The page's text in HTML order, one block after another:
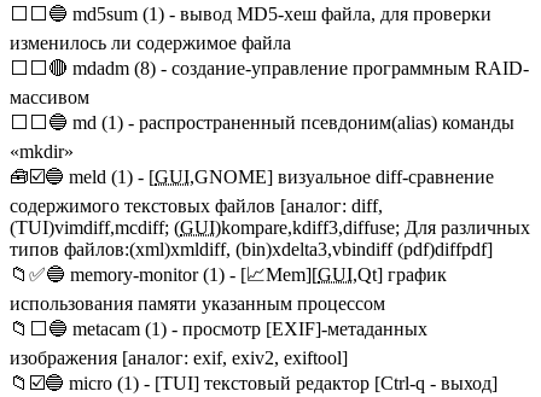
⬜⬜🔵 md5sum (1) - вывод MD5-хеш файла, для проверки
изменилось ли содержимое файла
⬜⬜🔴 mdadm (8) - создание-управление программным RAID-
массивом
⬜⬜🔵 md (1) - распространенный псевдоним(alias) команды
«mkdir»
🧰☑️🔵 meld (1) - [GUI,GNOME] визуальное diff-сравнение
содержимого текстовых файлов [аналог: diff,
(TUI)vimdiff,mcdiff; (GUI)kompare,kdiff3,diffuse; Для различных
типов файлов:(xml)xmldiff, (bin)xdelta3,vbindiff (pdf)diffpdf]
📁✅🔵 memory-monitor (1) - [📈Mem][GUI,Qt] график
использования памяти указанным процессом
📁⬜🔵 metacam (1) - просмотр [EXIF]-метаданных
изображения [аналог: exif, exiv2, exiftool]
📁☑️🔵 micro (1) - [TUI] текстовый редактор [Ctrl-q - выход]